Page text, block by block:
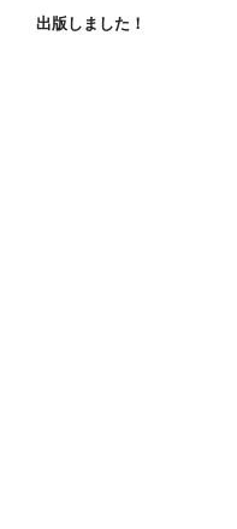
出版しました！